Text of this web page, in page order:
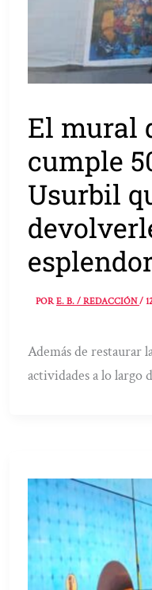
El mural
cumple
Usurbil
PORE. B. / REDACCIÓN/
Además de restaurar
actividades a lo largo